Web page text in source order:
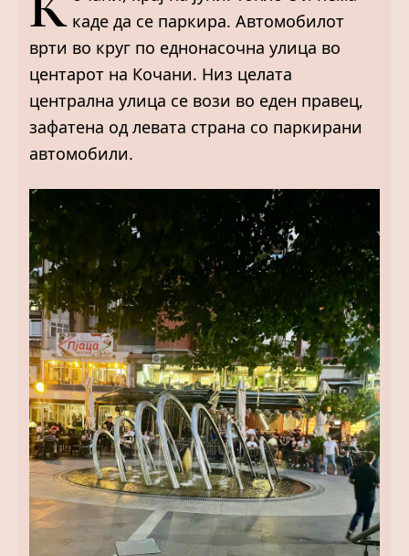
каде да се паркира. Автомобилот
врти во круг по еднонасочна улица во
центарот на Кочани. Низ целата
централна улица се вози во еден правец,
зафатена од левата страна со паркирани
автомобили.